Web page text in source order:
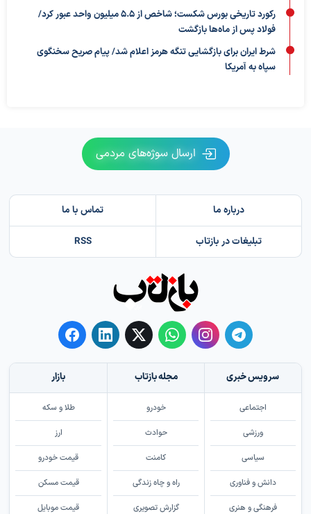
رکورد تاریخی بورس شکست؛ شاخص از ۵.۵ میلیون واحد عبور کرد/
فولاد پس از ماه‌ها بازگشت
شرط ایران برای بازگشایی تنگه هرمز اعلام شد/ پیام صریح سخنگوی
سپاه به آمریکا
ارسال سوژه‌های مردمی
درباره ما تماس با ما
تبلیغات در بازتاب RSS
سرویس خبری
اجتماعی
ورزشی
سیاسی
دانش و فناوری
فرهنگی و هنری
مجله بازتاب
خودرو
حوادث
کامنت
راه و چاه زندگی
گزارش تصویری
بازار
طلا و سکه
ارز
قیمت خودرو
قیمت مسکن
قیمت موبایل